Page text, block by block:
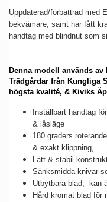
Uppdaterad/förbättrad med
bekvämare, samt har fått
handtag med blindnut som
Denna modell används av
Trädgårdar från Kungliga
högsta kvalité, & Kiviks
Inställbart handtag
& låsläge
180 graders
& exakt klippning,
Lätt & stabil
Sänksmidda knivar
Utbytbara blad, kan
Hård kromat blad för